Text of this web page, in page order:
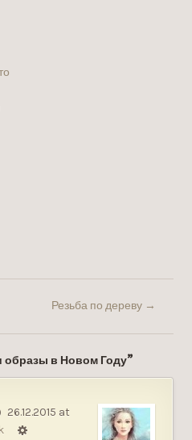
Резьба по дереву →
образы в Новом Году”
26.12.2015 at